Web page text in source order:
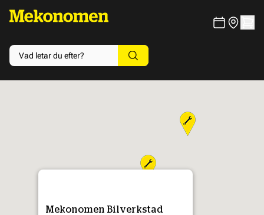
Mekonomen Bilverkstad